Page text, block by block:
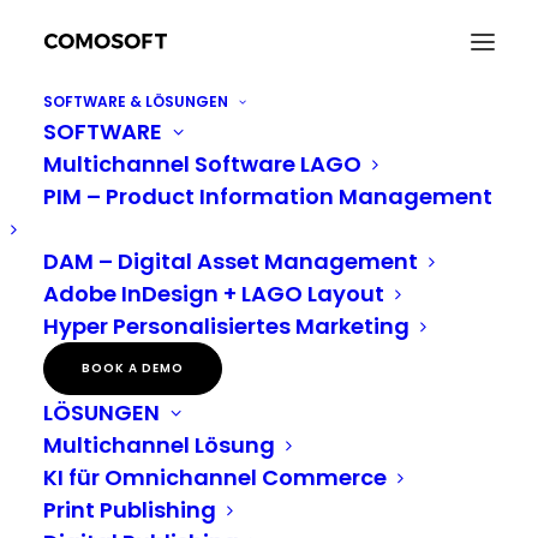
SOFTWARE & LÖSUNGEN
SOFTWARE
Multichannel Software LAGO
PIM – Product Information Management
DAM – Digital Asset Management
Adobe InDesign + LAGO Layout
Hyper Personalisiertes Marketing
BOOK A DEMO
LÖSUNGEN
Multichannel Lösung
KI für Omnichannel Commerce
Print Publishing
Wenn alles fließt:
Nordmann Gruppe
strukturiert
und stellt Weichen für
Multichannel Marketing
Getränke Groß- und Einzelhandelsexperten
führen LAGO4 ein und definieren Category